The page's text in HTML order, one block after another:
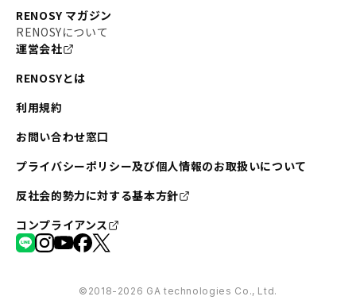
RENOSY マガジン
RENOSYについて
運営会社
RENOSYとは
利用規約
お問い合わせ窓口
プライバシーポリシー及び個人情報のお取扱いについて
反社会的勢力に対する基本方針
コンプライアンス
©︎2018-2026 GA technologies Co., Ltd.